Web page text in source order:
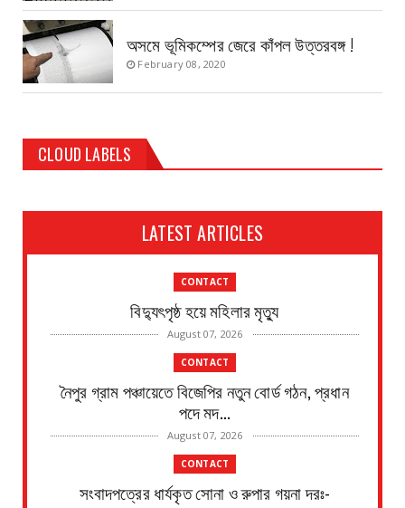
অসমে ভূমিকম্পের জেরে কাঁপল উত্তরবঙ্গ !
February 08, 2020
CLOUD LABELS
LATEST ARTICLES
CONTACT
বিদ্যুৎপৃষ্ঠ হয়ে মহিলার মৃত্যু
August 07, 2026
CONTACT
নৈপুর গ্রাম পঞ্চায়েতে বিজেপির নতুন বোর্ড গঠন, প্রধান
পদে মদ...
August 07, 2026
CONTACT
সংবাদপত্রের ধার্যকৃত সোনা ও রুপার গয়না দরঃ-